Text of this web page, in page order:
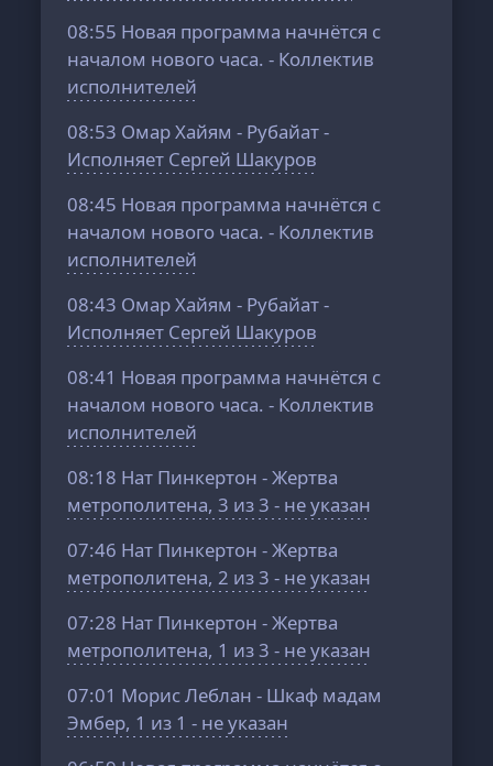
08:55 Новая программа начнётся с
началом нового часа. - Коллектив
исполнителей
08:53 Омар Хайям - Рубайат -
Исполняет Сергей Шакуров
08:45 Новая программа начнётся с
началом нового часа. - Коллектив
исполнителей
08:43 Омар Хайям - Рубайат -
Исполняет Сергей Шакуров
08:41 Новая программа начнётся с
началом нового часа. - Коллектив
исполнителей
08:18 Нат Пинкертон - Жертва
метрополитена, 3 из 3 - не указан
07:46 Нат Пинкертон - Жертва
метрополитена, 2 из 3 - не указан
07:28 Нат Пинкертон - Жертва
метрополитена, 1 из 3 - не указан
07:01 Морис Леблан - Шкаф мадам
Эмбер, 1 из 1 - не указан